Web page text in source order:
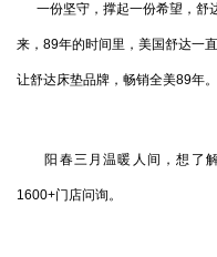
一份坚守，撑起一份希望，舒
来，89年的时间里，美国舒达一
让舒达床垫品牌，畅销全美89年。
阳春三月温暖人间，想了解
1600+门店问询。